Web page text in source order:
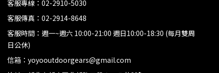
客服專線：02-2910-5030
客服傳真：02-2914-8648
客服時間：週一~週六 10:00-21:00 週日10:00-18:30 (每月雙周
日公休)
信箱：yoyooutdoorgears@gmail.com